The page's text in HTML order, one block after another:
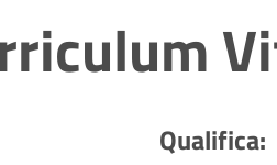
Qualifica